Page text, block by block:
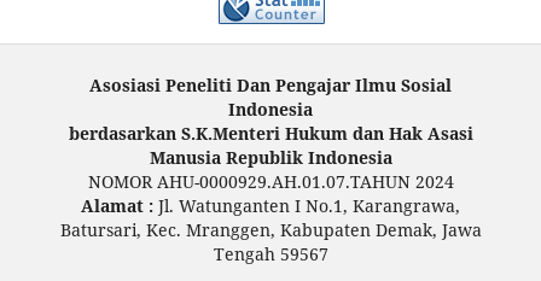
Asosiasi Peneliti Dan Pengajar Ilmu Sosial
Indonesia
berdasarkan S.K.Menteri Hukum dan Hak Asasi
Manusia Republik Indonesia
NOMOR AHU-0000929.AH.01.07.TAHUN 2024
Alamat : Jl. Watunganten I No.1, Karangrawa,
Batursari, Kec. Mranggen, Kabupaten Demak, Jawa
Tengah 59567